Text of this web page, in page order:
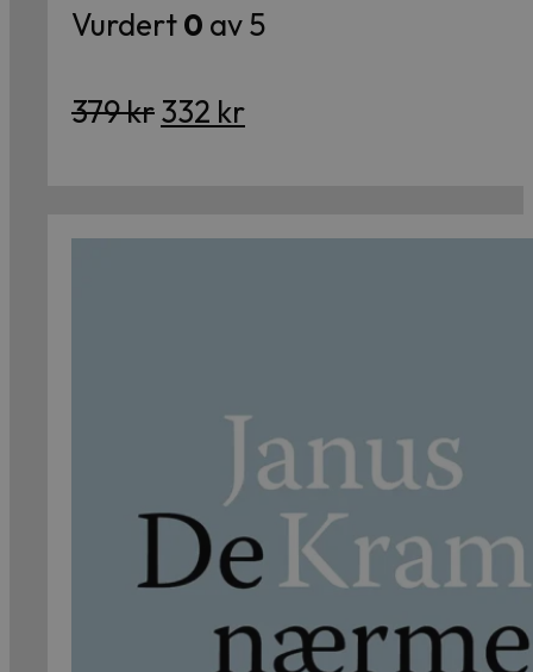
Vurdert0 av 5
379krOpprinnelig
379 kr.
332 krNåværende
332 kr.